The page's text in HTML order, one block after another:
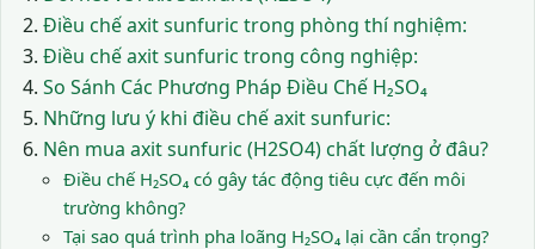
Điều chế axit sunfuric trong phòng thí nghiệm:
Điều chế axit sunfuric trong công nghiệp:
So Sánh Các Phương Pháp Điều Chế H₂SO₄
Những lưu ý khi điều chế axit sunfuric:
Nên mua axit sunfuric (H2SO4) chất lượng ở đâu?
Điều chế H₂SO₄ có gây tác động tiêu cực đến môi
trường không?
Tại sao quá trình pha loãng H₂SO₄ lại cần cẩn trọng?